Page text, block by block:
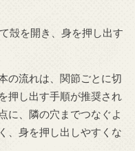
殻を開き、身を押し出す
流れは、関節ごとに切
押し出す手順が推奨され
に、隣の穴までつなぐよ
、身を押し出しやすくな